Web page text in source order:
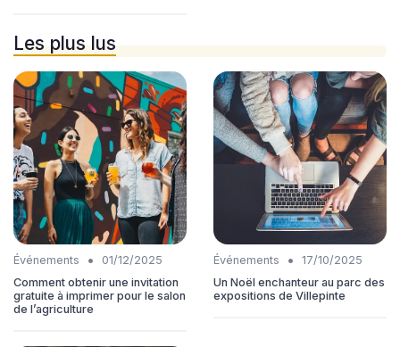
Les plus lus
Événements •
01/12/2025
Comment obtenir une invitation
gratuite à imprimer pour le salon
de l’agriculture
Événements •
17/10/2025
Un Noël enchanteur au parc des
expositions de Villepinte